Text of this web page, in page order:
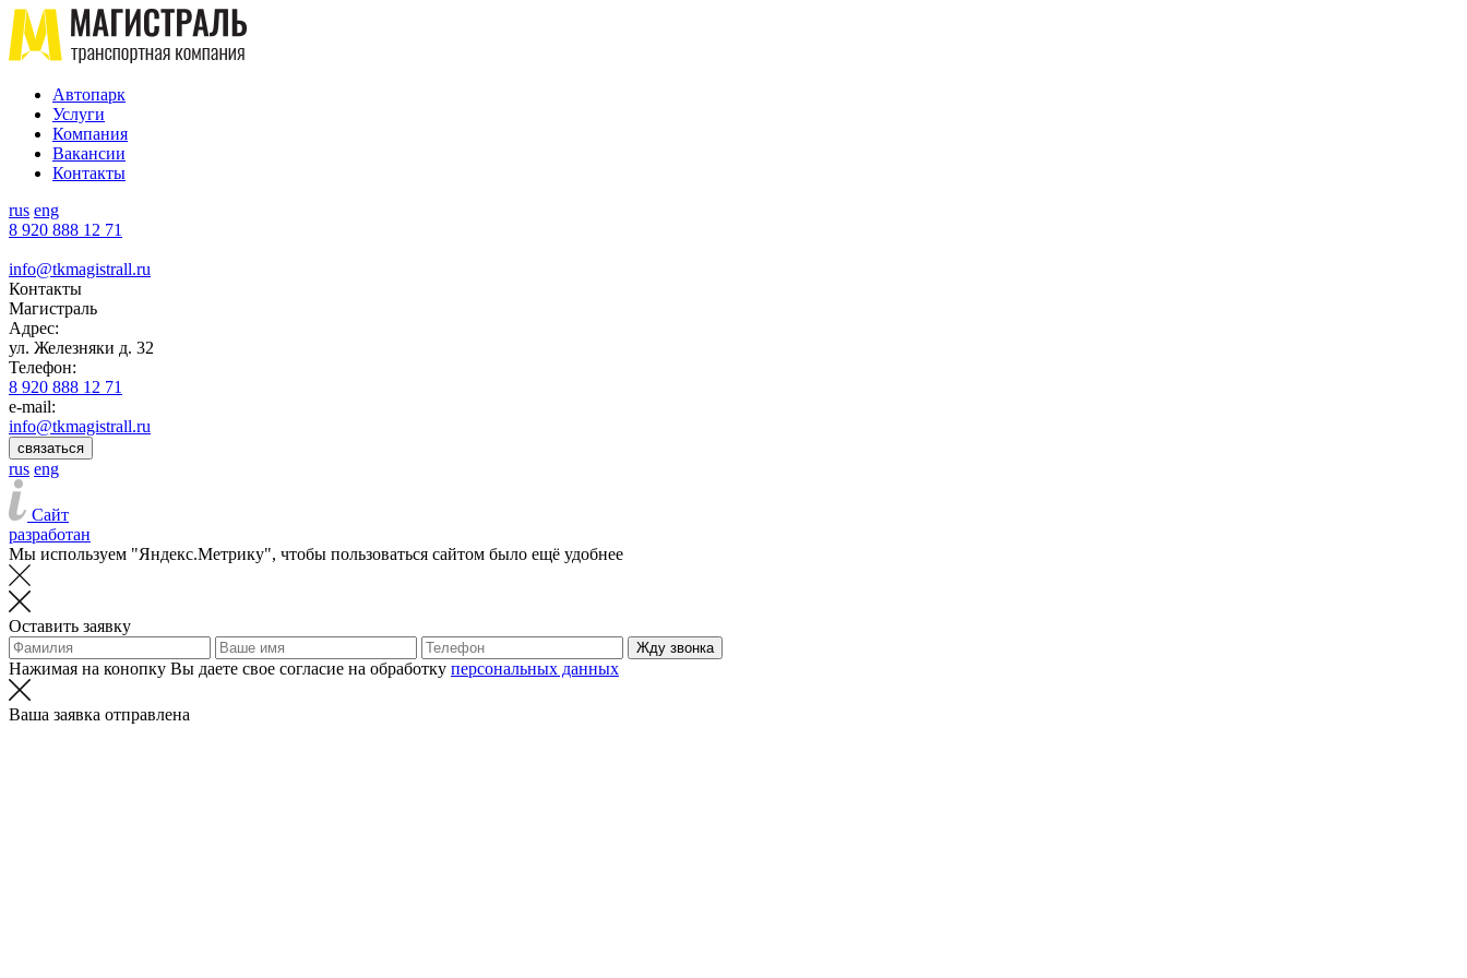
Автопарк
Услуги
Компания
Вакансии
Контакты
rus eng
8 920 888 12 71
info@tkmagistrall.ru
Контакты
Магистраль
Адрес:
ул. Железняки д. 32
Телефон:
8 920 888 12 71
e-mail:
info@tkmagistrall.ru
связаться
rus eng
Сайт
разработан
Мы используем "Яндекс.Метрику", чтобы пользоваться сайтом было ещё удобнее
Оставить заявку
Жду звонка
Нажимая на конопку Вы даете свое согласие на обработку персональных данных
Ваша заявка отправлена